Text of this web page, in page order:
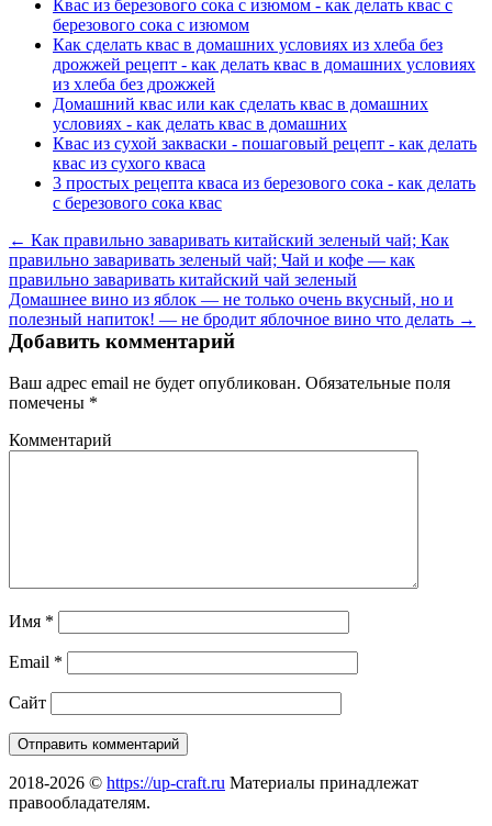
Квас из березового сока с изюмом - как делать квас с
березового сока с изюмом
Как сделать квас в домашних условиях из хлеба без
дрожжей рецепт - как делать квас в домашних условиях
из хлеба без дрожжей
Домашний квас или как сделать квас в домашних
условиях - как делать квас в домашних
Квас из сухой закваски - пошаговый рецепт - как делать
квас из сухого кваса
3 простых рецепта кваса из березового сока - как делать
с березового сока квас
← Как правильно заваривать китайский зеленый чай; Как
правильно заваривать зеленый чай; Чай и кофе — как
правильно заваривать китайский чай зеленый
Домашнее вино из яблок — не только очень вкусный, но и
полезный напиток! — не бродит яблочное вино что делать →
Добавить комментарий
Ваш адрес email не будет опубликован. Обязательные поля
помечены *
Комментарий
Имя *
Email *
Сайт
2018-2026 © https://up-craft.ru Материалы принадлежат
правообладателям.